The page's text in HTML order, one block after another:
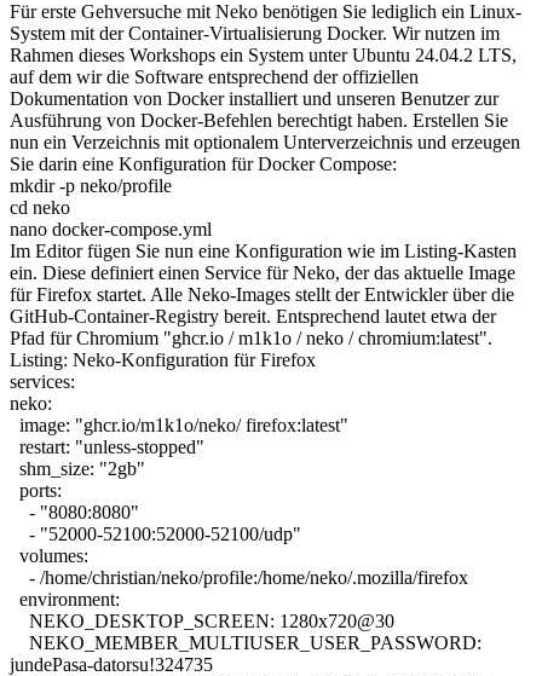
Für erste Gehversuche mit Neko benötigen Sie lediglich ein Linux-
System mit der Container-Virtualisierung Docker. Wir nutzen im
Rahmen dieses Workshops ein System unter Ubuntu 24.04.2 LTS,
auf dem wir die Software entsprechend der offiziellen
Dokumentation von Docker installiert und unseren Benutzer zur
Ausführung von Docker-Befehlen berechtigt haben. Erstellen Sie
nun ein Verzeichnis mit optionalem Unterverzeichnis und erzeugen
Sie darin eine Konfiguration für Docker Compose:
mkdir -p neko/profile
cd neko
nano docker-compose.yml
Im Editor fügen Sie nun eine Konfiguration wie im Listing-Kasten
ein. Diese definiert einen Service für Neko, der das aktuelle Image
für Firefox startet. Alle Neko-Images stellt der Entwickler über die
GitHub-Container-Registry bereit. Entsprechend lautet etwa der
Pfad für Chromium "ghcr.io / m1k1o / neko / chromium:latest".
Listing: Neko-Konfiguration für Firefox
services:
neko:
image: "ghcr.io/m1k1o/neko/ firefox:latest"
restart: "unless-stopped"
shm_size: "2gb"
ports:
- "8080:8080"
- "52000-52100:52000-52100/udp"
volumes:
- /home/christian/neko/profile:/home/neko/.mozilla/firefox
environment:
NEKO_DESKTOP_SCREEN: 1280x720@30
NEKO_MEMBER_MULTIUSER_USER_PASSWORD:
jundePasa-datorsu!324735